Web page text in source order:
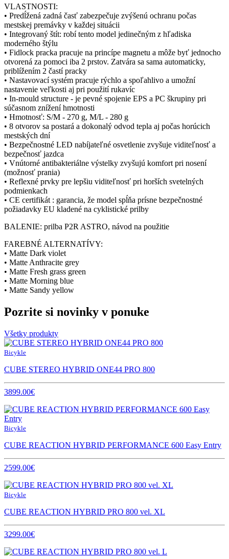
VLASTNOSTI:
• Predĺžená zadná časť zabezpečuje zvýšenú ochranu počas
mestskej premávky v každej situácii
• Integrovaný štít: robí tento model jedinečným z hľadiska
moderného štýlu
• Fidlock pracka pracuje na princípe magnetu a môže byť jednocho
otvorená za pomoci iba 2 prstov. Zatvára sa sama automaticky,
priblížením 2 častí pracky
• Nastavovací systém pracuje rýchlo a spoľahlivo a umožní
nastavenie veľkosti aj pri použití rukavíc
• In-mould structure - je pevné spojenie EPS a PC škrupiny pri
súčasnom znížení hmotnosti
• Hmotnosť: S/M - 270 g, M/L - 280 g
• 8 otvorov sa postará a dokonalý odvod tepla aj počas horúcich
mestských dní
• Bezpečnostné LED nabíjateľné osvetlenie zvyšuje viditeľnosť a
bezpečnosť jazdca
• Vnútorné antibakteriálne výstelky zvyšujú komfort pri nosení
(možnosť prania)
• Reflexné prvky pre lepšiu viditeľnosť pri horších svetelných
podmienkach
• CE certifikát : garancia, že model spĺňa prísne bezpečnostné
požiadavky EU kladené na cyklistické prilby
BALENIE: prilba P2R ASTRO, návod na použitie
FAREBNÉ ALTERNATÍVY:
• Matte Dark violet
• Matte Anthracite grey
• Matte Fresh grass green
• Matte Morning blue
• Matte Sandy yellow
Pozrite si novinky v ponuke
Všetky produkty
Bicykle
CUBE STEREO HYBRID ONE44 PRO 800
3899.00€
Bicykle
CUBE REACTION HYBRID PERFORMANCE 600 Easy Entry
2599.00€
Bicykle
CUBE REACTION HYBRID PRO 800 vel. XL
3299.00€